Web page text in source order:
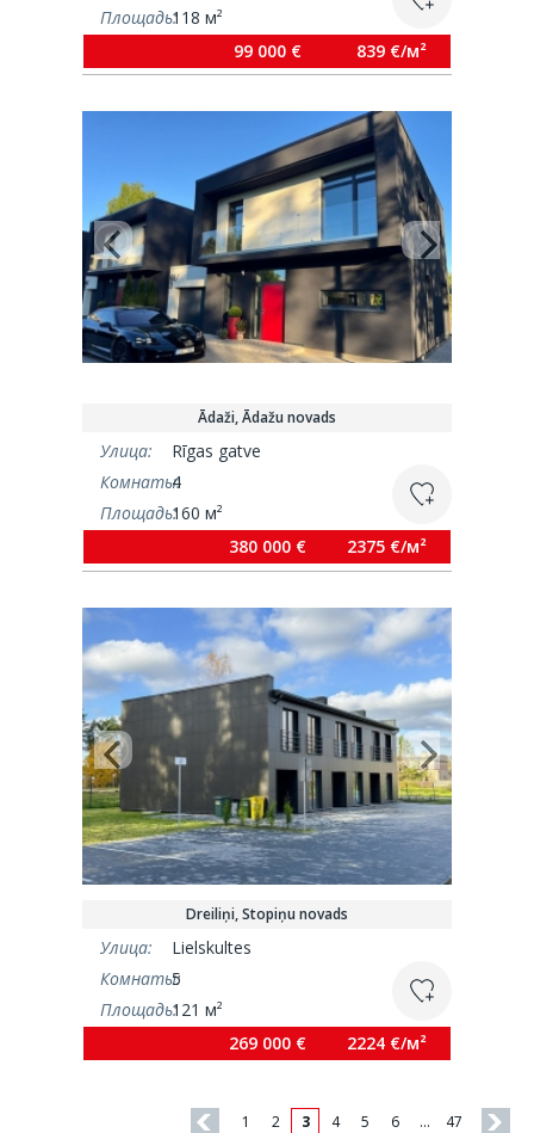
Площадь:118 м²
99 000 €
839 €/м²
Ādaži, Ādažu novads
Улица:
Rīgas gatve
Комнаты:
4
Площадь:160 м²
380 000 €
2375 €/м²
Dreiliņi, Stopiņu novads
Улица:
Lielskultes
Комнаты:
5
Площадь:121 м²
269 000 €
2224 €/м²
1 2 3 4 5 6 … 47